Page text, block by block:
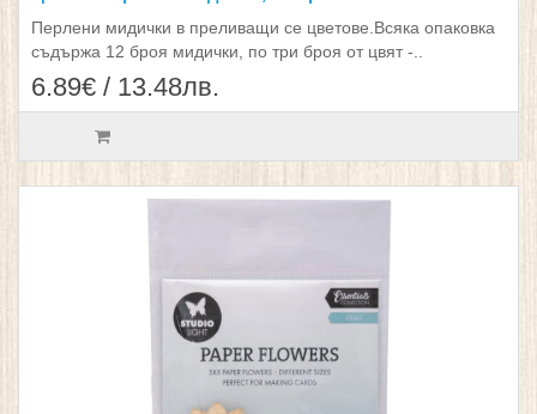
Перлени мидички в преливащи се цветове.Всяка опаковка
съдържа 12 броя мидички, по три броя от цвят -..
6.89€ / 13.48лв.